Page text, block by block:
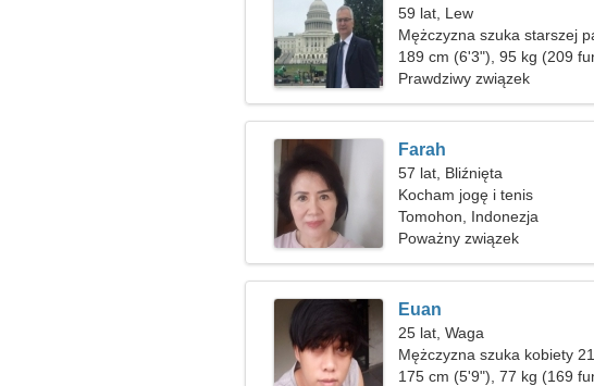
59 lat, Lew
Mężczyzna szuka starszej
189 cm (6'3"), 95 kg (209
Prawdziwy związek
Farah
57 lat, Bliźnięta
Kocham jogę i tenis
Tomohon, Indonezja
Poważny związek
Euan
25 lat, Waga
Mężczyzna szuka kobiety
175 cm (5'9"), 77 kg (169